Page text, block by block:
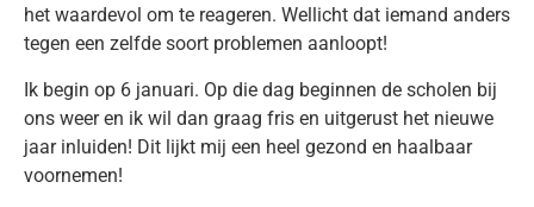
het waardevol om te reageren. Wellicht dat iemand anders
tegen een zelfde soort problemen aanloopt!
Ik begin op 6 januari. Op die dag beginnen de scholen bij
ons weer en ik wil dan graag fris en uitgerust het nieuwe
jaar inluiden! Dit lijkt mij een heel gezond en haalbaar
voornemen!